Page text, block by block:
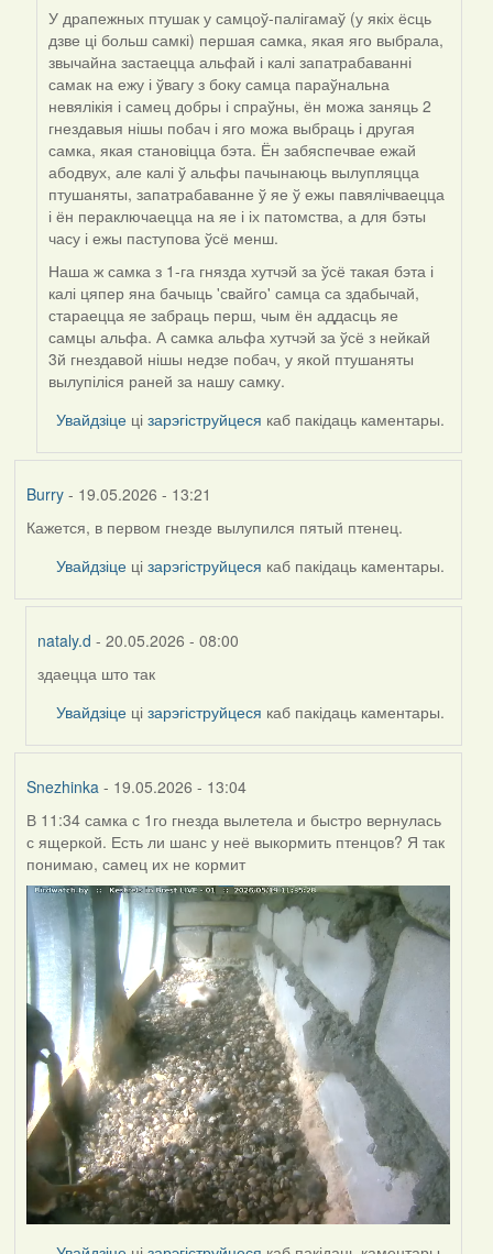
У драпежных птушак у самцоў-палігамаў (у якіх ёсць
дзве ці больш самкі) першая самка, якая яго выбрала,
звычайна застаецца альфай і калі запатрабаванні
самак на ежу і ўвагу з боку самца параўнальна
невялікія і самец добры і спраўны, ён можа заняць 2
гнездавыя нішы побач і яго можа выбраць і другая
самка, якая становіцца бэта. Ён забяспечвае ежай
абодвух, але калі ў альфы пачынаюць вылупляцца
птушаняты, запатрабаванне ў яе ў ежы павялічваецца
і ён пераключаецца на яе і іх патомства, а для бэты
часу і ежы паступова ўсё менш.
Наша ж самка з 1-га гнязда хутчэй за ўсё такая бэта і
калі цяпер яна бачыць 'свайго' самца са здабычай,
стараецца яе забраць перш, чым ён аддасць яе
самцы альфа. А самка альфа хутчэй за ўсё з нейкай
3й гнездавой нішы недзе побач, у якой птушаняты
вылупіліся раней за нашу самку.
Увайдзіце цізарэгіструйцеся каб пакідаць каментары.
Burry- 19.05.2026 - 13:21
Кажется, в первом гнезде вылупился пятый птенец.
Увайдзіце цізарэгіструйцеся каб пакідаць каментары.
nataly.d - 20.05.2026 - 08:00
In
reply
by
здаецца што так
Увайдзіце цізарэгіструйцеся каб пакідаць каментары.
Snezhinka - 19.05.2026 - 13:04
В 11:34 самка с 1го гнезда вылетела и быстро вернулась
с ящеркой. Есть ли шанс у неё выкормить птенцов? Я так
понимаю, самец их не кормит